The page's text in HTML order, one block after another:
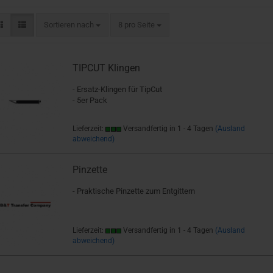
Sortieren nach
Sortieren nach 8 pro Seite
pro Seite
TIPCUT Klingen
- Ersatz-Klingen für TipCut
- 5er Pack
Lieferzeit: Versandfertig in 1 - 4 Tagen (Ausland
abweichend)
Pinzette
- Praktische Pinzette zum Entgittern
Lieferzeit: Versandfertig in 1 - 4 Tagen (Ausland
abweichend)